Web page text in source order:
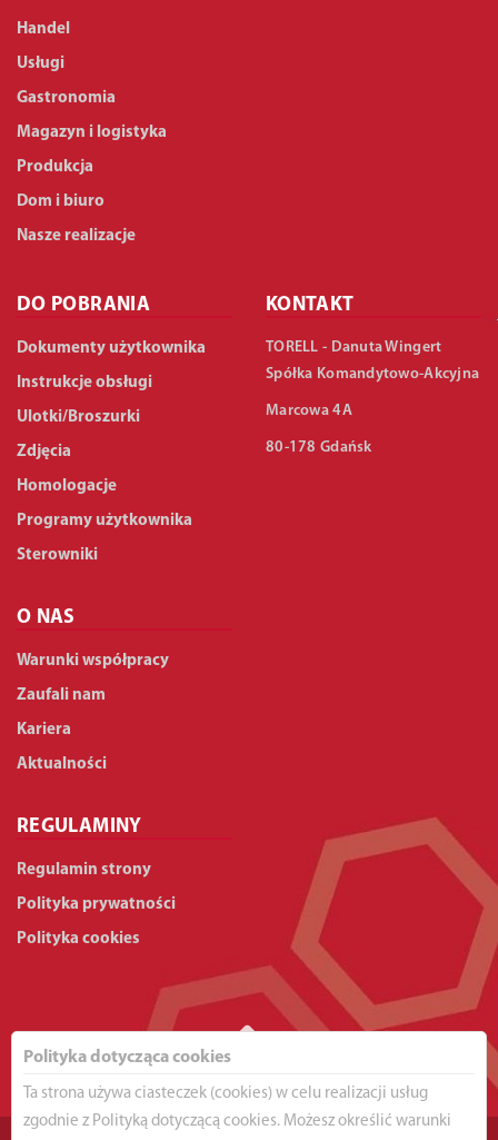
Handel
Usługi
Gastronomia
Magazyn i logistyka
Produkcja
Dom i biuro
Nasze realizacje
DO POBRANIA
Dokumenty użytkownika
Instrukcje obsługi
Ulotki/Broszurki
Zdjęcia
Homologacje
Programy użytkownika
Sterowniki
O NAS
Warunki współpracy
Zaufali nam
Kariera
Aktualności
REGULAMINY
Regulamin strony
Polityka prywatności
Polityka cookies
KONTAKT
TORELL - Danuta Wingert
Spółka Komandytowo-Akcyjna
Marcowa 4A
80-178 Gdańsk
Polityka dotycząca cookies
Ta strona używa ciasteczek (cookies) w celu realizacji usług
zgodnie z Polityką dotyczącą cookies. Możesz określić warunki